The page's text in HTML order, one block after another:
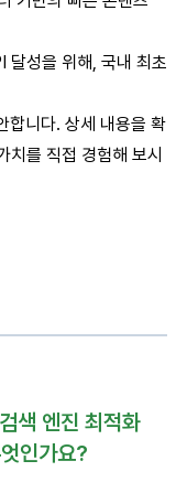
달성을 위해, 국내 최초
합니다. 상세 내용을 확
치를 직접 경험해 보시
색 엔진 최적화
인가요?